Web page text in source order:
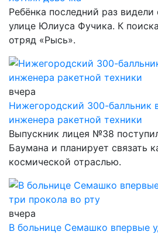
Ребёнка последний раз
улице Юлиуса Фучика. К
отряд «Рысь».
вчера
Нижегородский 300-балльник
инженера ракетной техники
Выпускник лицея №38
Баумана и планирует связать
космической отраслью.
вчера
В больнице Семашко впервые